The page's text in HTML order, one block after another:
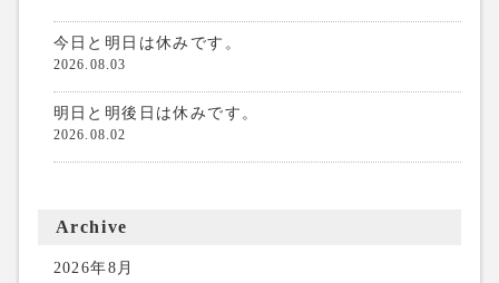
今日と明日は休みです。
2026.08.03
明日と明後日は休みです。
2026.08.02
Archive
2026年8月